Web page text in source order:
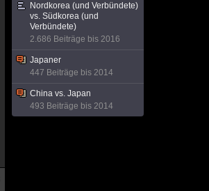
Nordkorea (und Verbündete)
vs. Südkorea (und
Verbündete)
2.686 Beiträge bis 2016
Japaner
447 Beiträge bis 2014
China vs. Japan
493 Beiträge bis 2014